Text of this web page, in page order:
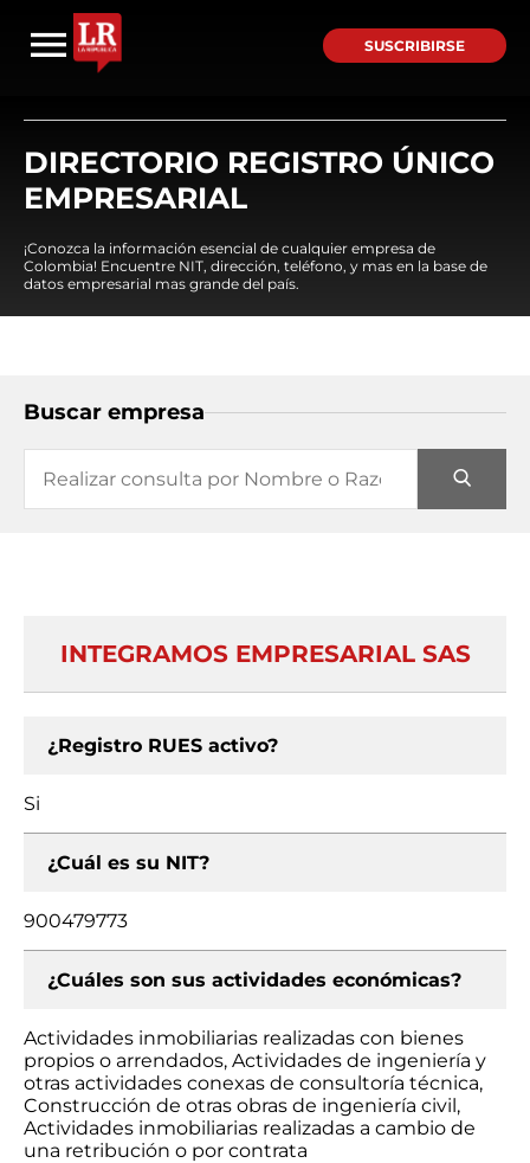
SUSCRIBIRSE
DIRECTORIO REGISTRO ÚNICO
EMPRESARIAL
¡Conozca la información esencial de cualquier empresa de
Colombia! Encuentre NIT, dirección, teléfono, y mas en la base de
datos empresarial mas grande del país.
Buscar empresa
INTEGRAMOS EMPRESARIAL SAS
¿Registro RUES activo?
Si
¿Cuál es su NIT?
900479773
¿Cuáles son sus actividades económicas?
Actividades inmobiliarias realizadas con bienes
propios o arrendados, Actividades de ingeniería y
otras actividades conexas de consultoría técnica,
Construcción de otras obras de ingeniería civil,
Actividades inmobiliarias realizadas a cambio de
una retribución o por contrata